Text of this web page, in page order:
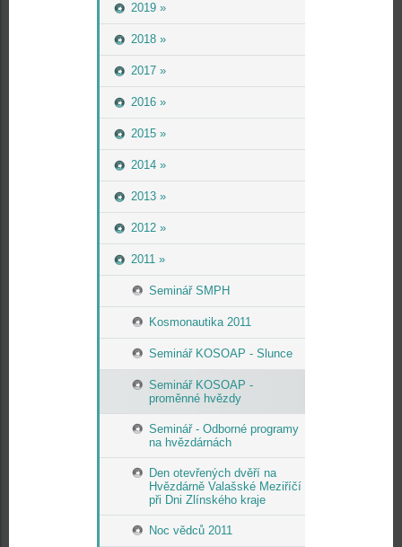
2019 »
2018 »
2017 »
2016 »
2015 »
2014 »
2013 »
2012 »
2011 »
Seminář SMPH
Kosmonautika 2011
Seminář KOSOAP - Slunce
Seminář KOSOAP -
proměnné hvězdy
Seminář - Odborné programy
na hvězdárnách
Den otevřených dvěří na
Hvězdárně Valašské Meziříčí
při Dni Zlínského kraje
Noc vědců 2011